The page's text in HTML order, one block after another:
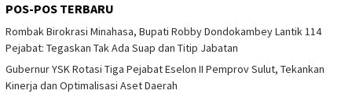
POS-POS TERBARU
Rombak Birokrasi Minahasa, Bupati Robby Dondokambey Lantik 114
Pejabat: Tegaskan Tak Ada Suap dan Titip Jabatan
Gubernur YSK Rotasi Tiga Pejabat Eselon II Pemprov Sulut, Tekankan
Kinerja dan Optimalisasi Aset Daerah